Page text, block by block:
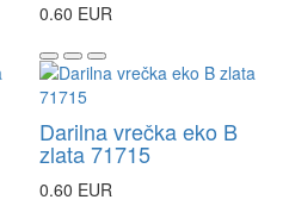
0.60 EUR
Darilna vrečka eko B
zlata 71715
0.60 EUR